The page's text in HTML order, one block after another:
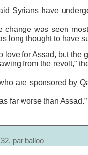
Syrians have
change was seen
long thought to have
love for Assad, but the
from the revolt,”
are sponsored by
far worse than Assad.”
par balloo